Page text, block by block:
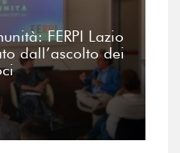
FERPI Lazio
dall’ascolto dei